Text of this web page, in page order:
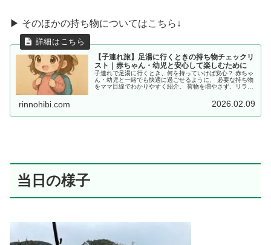
▶ そのほかの持ち物についてはこちら↓
【子連れ旅】足湯に行くときの持ち物チェックリ
スト｜赤ちゃん・幼児と安心して楽しむために
子連れで足湯に行くとき、何を持っていけば安心？ 赤ちゃ
ん・幼児と一緒でも快適に過ごせるように、 必要な持ち物
をママ目線でわかりやすく紹介。 荷物を増やさず、リラッ
rinnohibi.com 2026.02.09
当日の様子